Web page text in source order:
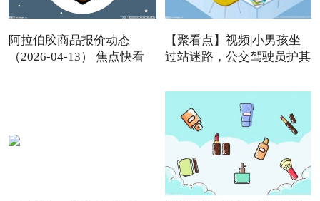
阿拉伯胶商品报价动态
（2026-04-13） 焦点快看
【聚看点】视频|小男孩坐
过站迷路，公交驾驶员护其